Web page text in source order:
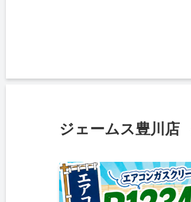
ジェームス豊川店